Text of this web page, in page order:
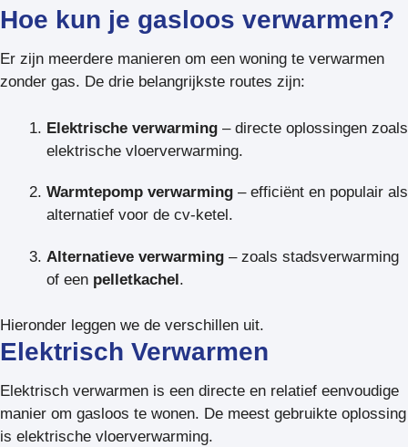
Hoe kun je gasloos verwarmen?
Er zijn meerdere manieren om een woning te verwarmen
zonder gas. De drie belangrijkste routes zijn:
Elektrische verwarming – directe oplossingen zoals
elektrische vloerverwarming.
Warmtepomp verwarming – efficiënt en populair als
alternatief voor de cv-ketel.
Alternatieve verwarming – zoals stadsverwarming
of een pelletkachel.
Hieronder leggen we de verschillen uit.
Elektrisch Verwarmen
Elektrisch verwarmen is een directe en relatief eenvoudige
manier om gasloos te wonen. De meest gebruikte oplossing
is elektrische vloerverwarming.